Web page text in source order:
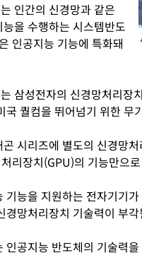
인간의 신경망과 같은
을 수행하는 시스템반도
인공지능 기능에 특화돼
삼성전자의 신경망처리장
국 퀄컴을 뛰어넘기 위한 무
시리즈에 별도의 신경망
리장치(GPU)의 기능만으
기능을 지원하는 전자기기
경망처리장치 기술력이 부
인공지능 반도체의 기술력